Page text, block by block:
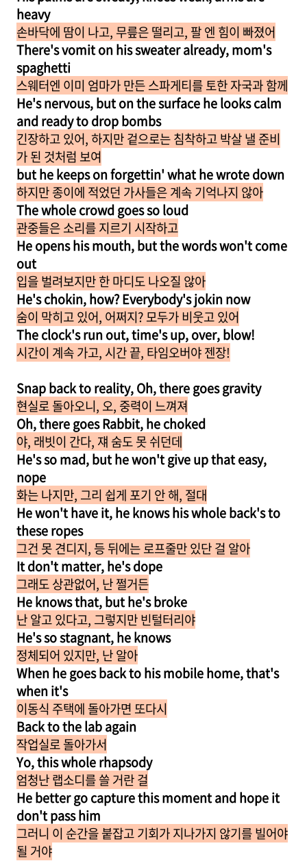
heavy
손바닥에 땀이 나고, 무릎은 떨리고, 팔 엔 힘이 빠졌어
There's vomit on his sweater already, mom's
spaghetti
스웨터엔 이미 엄마가 만든 스파게티를 토한 자국과 함께
He's nervous, but on the surface he looks calm
and ready to drop bombs
긴장하고 있어, 하지만 겉으로는 침착하고 박살 낼 준비
가 된 것처럼 보여
but he keeps on forgettin' what he wrote down
하지만 종이에 적었던 가사들은 계속 기억나지 않아
The whole crowd goes so loud
관중들은 소리를 지르기 시작하고
He opens his mouth, but the words won't come
out
입을 벌려보지만 한 마디도 나오질 않아
He's chokin, how? Everybody's jokin now
숨이 막히고 있어, 어쩌지? 모두가 비웃고 있어
The clock's run out, time's up, over, blow!
시간이 계속 가고, 시간 끝, 타임오버야 젠장!
Snap back to reality, Oh, there goes gravity
현실로 돌아오니, 오, 중력이 느껴져
Oh, there goes Rabbit, he choked
야, 래빗이 간다, 쟤 숨도 못 쉬던데
He's so mad, but he won't give up that easy,
nope
화는 나지만, 그리 쉽게 포기 안 해, 절대
He won't have it, he knows his whole back's to
these ropes
그건 못 견디지, 등 뒤에는 로프줄만 있단 걸 알아
It don't matter, he's dope
그래도 상관없어, 난 쩔거든
He knows that, but he's broke
난 알고 있다고, 그렇지만 빈털터리야
He's so stagnant, he knows
정체되어 있지만, 난 알아
When he goes back to his mobile home, that's
when it's
이동식 주택에 돌아가면 또다시
Back to the lab again
작업실로 돌아가서
Yo, this whole rhapsody
엄청난 랩소디를 쓸 거란 걸
He better go capture this moment and hope it
don't pass him
그러니 이 순간을 붙잡고 기회가 지나가지 않기를 빌어야
될 거야